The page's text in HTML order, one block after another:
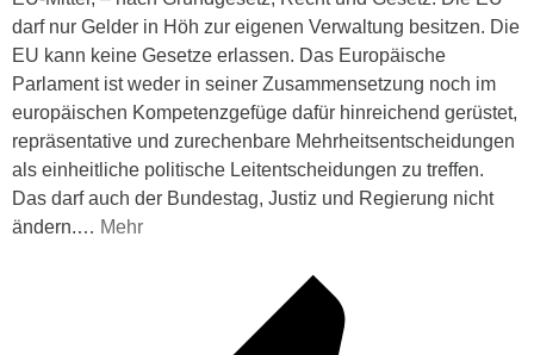
darf nur Gelder in Höh zur eigenen Verwaltung besitzen. Die
EU kann keine Gesetze erlassen. Das Europäische
Parlament ist weder in seiner Zusammensetzung noch im
europäischen Kompetenzgefüge dafür hinreichend gerüstet,
repräsentative und zurechenbare Mehrheitsentscheidungen
als einheitliche politische Leitentscheidungen zu treffen.
Das darf auch der Bundestag, Justiz und Regierung nicht
ändern.… Mehr